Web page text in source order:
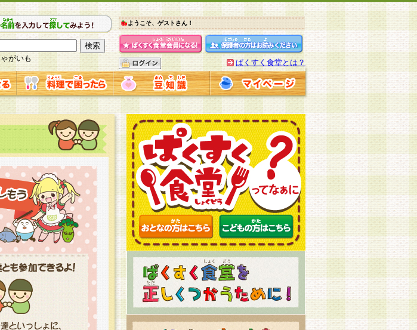
がいも
ようこそ、ゲストさん！
ぱくすく食堂とは？